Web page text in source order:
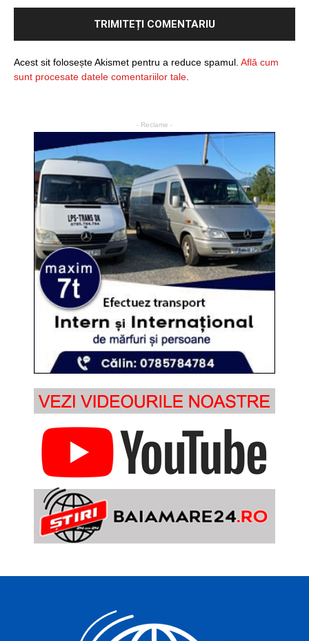
Acest sit folosește Akismet pentru a reduce spamul. Află cum
sunt procesate datele comentariilor tale
- Reclame -